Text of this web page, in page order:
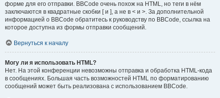
форме для его отправки. BBCode очень похож на HTML, но теги в нём
заключаются в квадратные скобки [ и ], а не в < и >. За дополнительной
информацией о BBCode обратитесь к руководству по BBCode, ссылка на
которое доступна из формы отправки сообщений.
Вернуться к началу
Могу ли я использовать HTML?
Нет. На этой конференции невозможны отправка и обработка HTML-кода
в сообщениях. Большая часть возможностей HTML по форматированию
сообщений может быть реализована с использованием BBCode.